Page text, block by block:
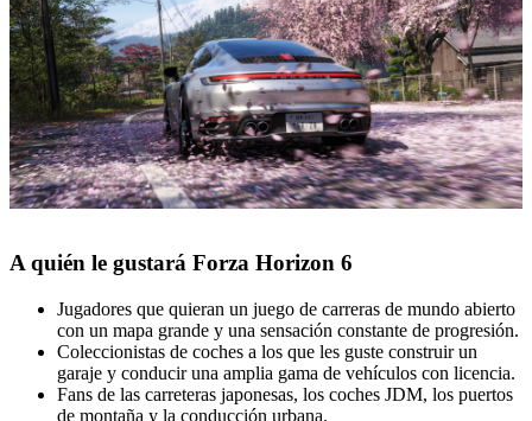
A quién le gustará Forza Horizon 6
Jugadores que quieran un juego de carreras de mundo abierto
con un mapa grande y una sensación constante de progresión.
Coleccionistas de coches a los que les guste construir un
garaje y conducir una amplia gama de vehículos con licencia.
Fans de las carreteras japonesas, los coches JDM, los puertos
de montaña y la conducción urbana.